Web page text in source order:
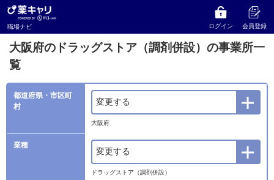
職場ナビ ログイン 会員登録
薬キャリ 職場ナビ
ドラッグストア（調剤併設）の事業所一覧
大阪府のドラッグストア（調剤併設）の事業所一
覧
都道府県・市区町
村
変更する
大阪府
業種
変更する
ドラッグストア（調剤併設）